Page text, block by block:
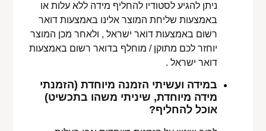
ניתן להגיע לסטודיו להחליף מידה ללא עלות או
באמצעות שליחת המוצר אלינו באמצעות דואר
רשום באמצעות דואר ישראל , ולאחר מכן המוצר
יוחזר לכם מתוקן / מוחלף בדואר רשום באמצעות
דואר ישראל .
במידה ועשיתי הזמנה מיוחדת (הזמנתי
מידה מיוחדת, שיניתי משהו בתכשיט)
אוכל להחליף?